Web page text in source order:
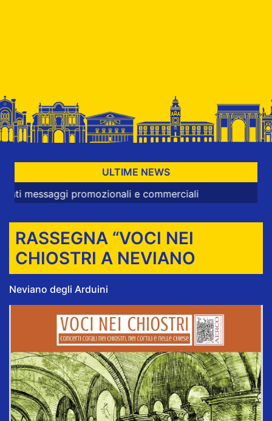
ULTIME NEWS
promozionali e commerciali
RASSEGNA “VOCI NEI
CHIOSTRI A NEVIANO
Neviano degli Arduini